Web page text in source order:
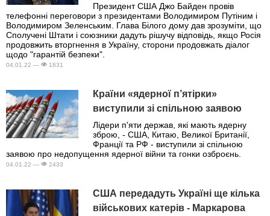
Президент США Джо Байден провів
телефонні переговори з президентами Володимиром Путіним і
Володимиром Зеленським. Глава Білого дому дав зрозуміти, що
Сполучені Штати і союзники дадуть рішучу відповідь, якщо Росія
продовжить вторгнення в Україну, сторони продовжать діалог
щодо "гарантій безпеки".
04.01.22 — 1831
Країни «ядерної п’ятірки»
виступили зі спільною заявою
Лідери п'яти держав, які мають ядерну
зброю, - США, Китаю, Великої Британії,
Франції та РФ - виступили зі спільною
заявою про недопущення ядерної війни та гонки озброєнь.
04.01.22 — 2433
США передадуть Україні ще кілька
військових катерів - Маркарова